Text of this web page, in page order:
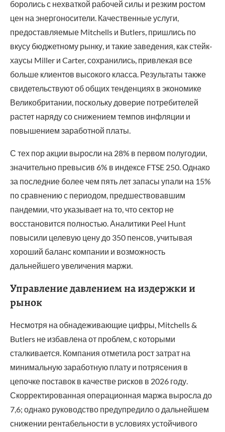
боролись с нехваткой рабочей силы и резким ростом
цен на энергоносители. Качественные услуги,
предоставляемые Mitchells и Butlers, пришлись по
вкусу бюджетному рынку, и такие заведения, как стейк-
хаусы Miller и Carter, сохранились, привлекая все
больше клиентов высокого класса. Результаты также
свидетельствуют об общих тенденциях в экономике
Великобритании, поскольку доверие потребителей
растет наряду со снижением темпов инфляции и
повышением заработной платы.
С тех пор акции выросли на 28% в первом полугодии,
значительно превысив 6% в индексе FTSE 250. Однако
за последние более чем пять лет запасы упали на 15%
по сравнению с периодом, предшествовавшим
пандемии, что указывает на то, что сектор не
восстановится полностью. Аналитики Peel Hunt
повысили целевую цену до 350 пенсов, учитывая
хороший баланс компании и возможность
дальнейшего увеличения маржи.
Управление давлением на издержки и
рынок
Несмотря на обнадеживающие цифры, Mitchells &
Butlers не избавлена от проблем, с которыми
сталкивается. Компания отметила рост затрат на
минимальную заработную плату и потрясения в
цепочке поставок в качестве рисков в 2026 году.
Скорректированная операционная маржа выросла до
7,6; однако руководство предупредило о дальнейшем
снижении рентабельности в условиях устойчивого